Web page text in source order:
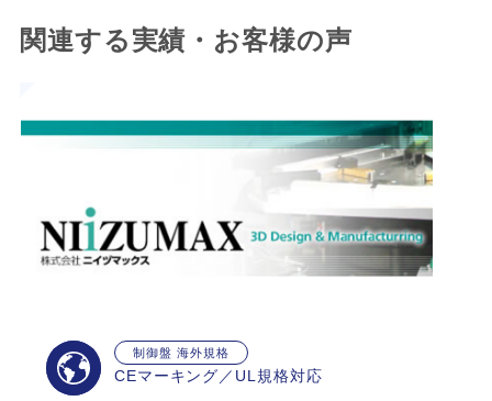
関連する実績・お客様の声
制御盤 海外規格
CEマーキング／UL規格対応